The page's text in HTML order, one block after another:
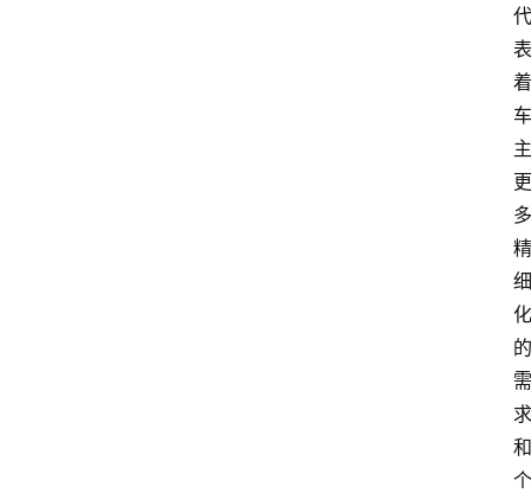
代
表
着
车
主
更
多
精
细
化
的
需
求
和
个